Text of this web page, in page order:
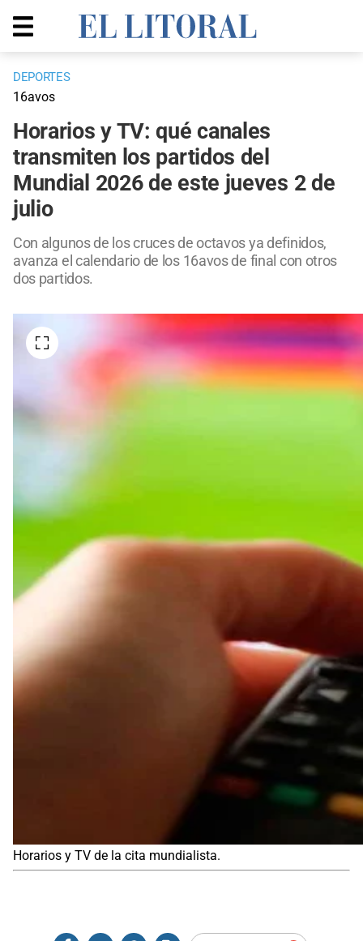
DEPORTES
16avos
Horarios y TV: qué canales
transmiten los partidos del
Mundial 2026 de este jueves 2 de
julio
Con algunos de los cruces de octavos ya definidos,
avanza el calendario de los 16avos de final con otros
dos partidos.
Horarios y TV de la cita mundialista.